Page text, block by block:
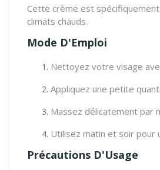
Cette crème est
climats chauds.
Mode D'Emploi
Nettoyez votre visage
Appliquez une petite
Massez délicatement par
Utilisez matin et soir pour
Précautions D'Usage